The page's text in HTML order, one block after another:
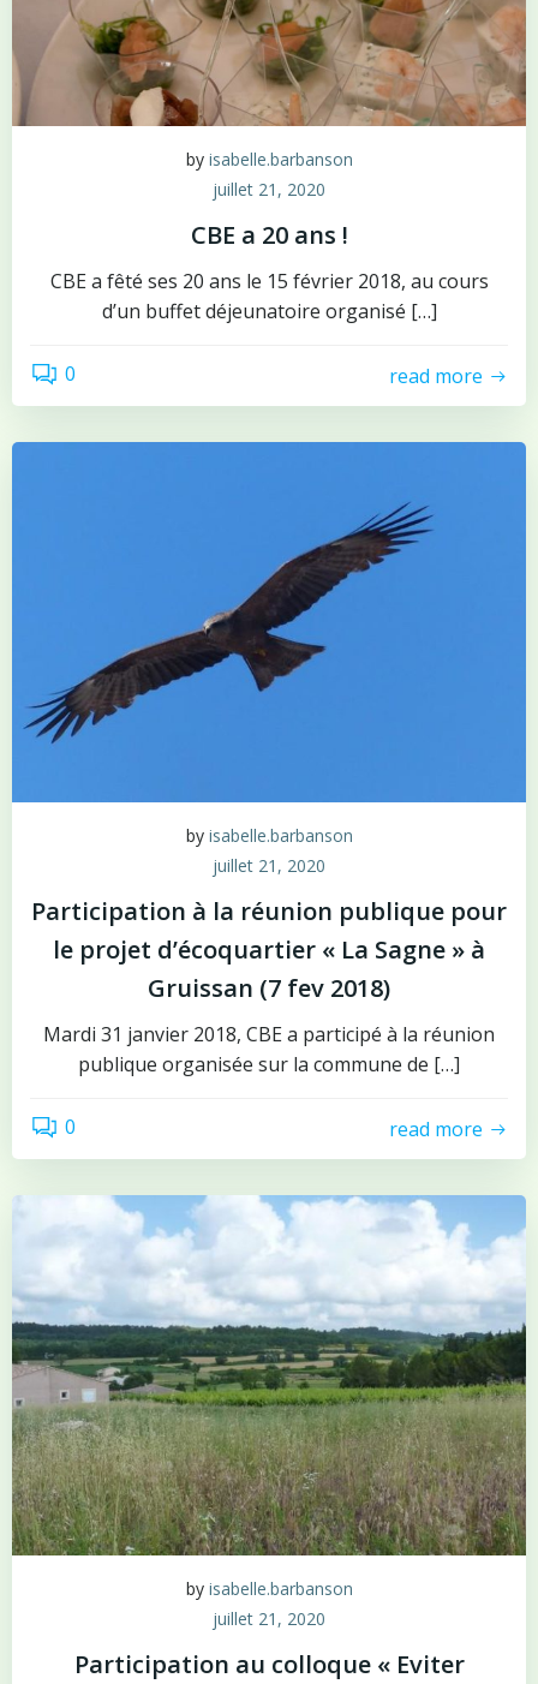
by isabelle.barbanson
juillet 21, 2020
CBE a 20 ans !
CBE a fêté ses 20 ans le 15 février 2018, au cours
d’un buffet déjeunatoire organisé […]
0 read more
by isabelle.barbanson
juillet 21, 2020
Participation à la réunion publique pour
le projet d’écoquartier « La Sagne » à
Gruissan (7 fev 2018)
Mardi 31 janvier 2018, CBE a participé à la réunion
publique organisée sur la commune de […]
0 read more
by isabelle.barbanson
juillet 21, 2020
Participation au colloque « Eviter